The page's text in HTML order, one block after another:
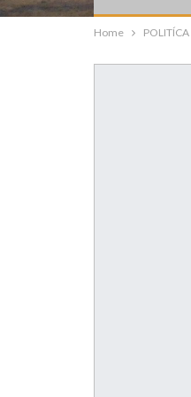
Home POLITÍCA